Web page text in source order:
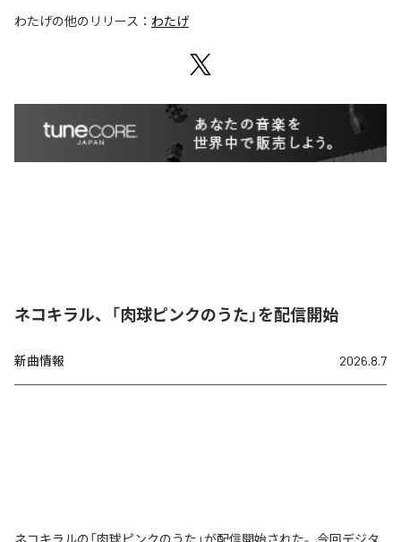
わたげの他のリリース： わたげ
ネコキラル、「肉球ピンクのうた」を配信開始
新曲情報 2026.8.7
ネコキラルの「肉球ピンクのうた」が配信開始された。今回デジタ